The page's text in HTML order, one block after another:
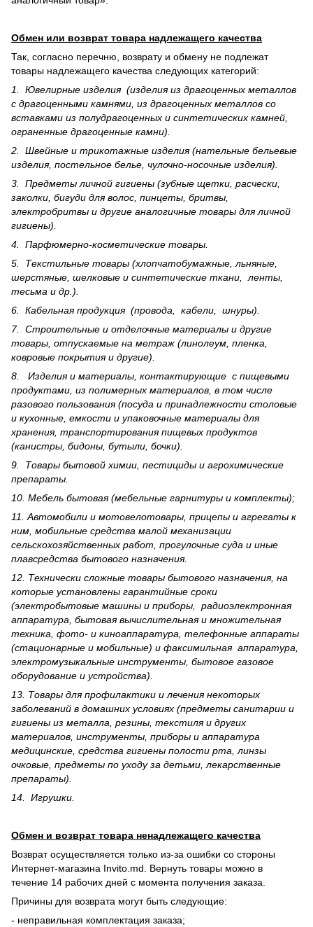
Обмен или возврат товара надлежащего качества
Так, согласно перечню, возврату и обмену не подлежат
товары надлежащего качества следующих категорий:
1. Ювелирные изделия (изделия из драгоценных металлов
с драгоценными камнями, из драгоценных металлов со
вставками из полудрагоценных и синте­тических камней,
ограненные драгоценные камни).
2. Швейные и трикотажные изделия (нательные бельевые
изделия, постельное белье, чулочно-носочные изделия).
3. Предметы личной гигиены (зубные щетки, расчески,
заколки, бигуди для волос, пинцеты, бритвы,
электробритвы и другие аналогичные товары для личной
гигиены).
4. Парфюмерно-косметические товары.
5. Текстильные товары (хлопчатобумажные, льняные,
шерс­тя­ные, шелковые и синтетические ткани, ленты,
тесьма и др.).
6. Кабельная продукция (провода, кабели, шнуры).
7. Строительные и отделочные материалы и другие
товары, отпускаемые на метраж (линолеум, пленка,
ковровые покрытия и другие).
8. Изделия и материалы, контактирующие с пищевыми
продуктами, из полимерных материалов, в том числе
разового пользования (посуда и принадлежности столовые
и кухонные, емкости и упаковочные материалы для
хранения, транспортирования пищевых продуктов
(канистры, бидоны, бутыли, бочки).
9. Товары бытовой химии, пестициды и агрохи­мические
препараты.
10. Мебель бытовая (мебельные гарнитуры и комплекты);
11. Автомобили и мотовелотовары, прицепы и агрегаты к
ним, мобильные средства малой механизации
сельскохозяйственных работ, прогулочные суда и иные
плавсредства бытового назначения.
12. Технически сложные товары бытового назна­чения, на
которые установлены гарантийные сроки
(электробытовые машины и приборы, радиоэлектронная
аппаратура, бытовая вычислительная и множительная
техника, фото- и киноаппаратура, телефонные аппараты
(стационарные и мобильные) и факсимильная аппаратура,
электрому­зыкальные инструменты, бытовое газовое
оборудование и устройства).
13. Товары для профилактики и лечения некоторых
заболеваний в домашних условиях (предметы санитарии и
гигиены из металла, резины, текстиля и других
материалов, инструменты, приборы и аппаратура
медицинские, средства гигиены полости рта, линзы
очковые, предметы по уходу за детьми, лекарственные
препараты).
14. Игрушки.
Обмен и возврат товара ненадлежащего качества
Возврат осуществляется только из-за ошибки со стороны
Интернет-магазина Invito.md. Вернуть товары можно в
течение 14 рабочих дней с момента получения заказа.
Причины для возврата могут быть следующие:
- неправильная комплектация заказа;